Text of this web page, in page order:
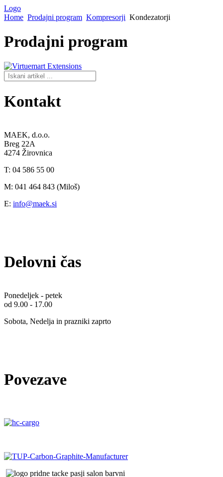
Logo
Home Prodajni program Kompresorji Kondezatorji
Prodajni program
Kontakt
MAEK, d.o.o.
Breg 22A
4274 Žirovnica
T: 04 586 55 00
M: 041 464 843 (Miloš)
E: info@maek.si
Delovni čas
Ponedeljek - petek
od 9.00 - 17.00
Sobota, Nedelja in prazniki zaprto
Povezave